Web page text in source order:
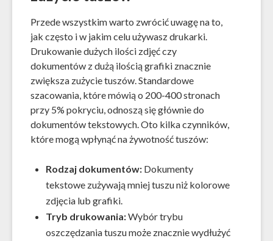
Przede wszystkim warto zwrócić uwagę na to,
jak często i w jakim celu używasz drukarki.
Drukowanie dużych ilości zdjęć czy
dokumentów z dużą ilością grafiki znacznie
zwiększa zużycie tuszów. Standardowe
szacowania, które mówią o 200-400 stronach
przy 5% pokryciu, odnoszą się głównie do
dokumentów tekstowych. Oto kilka czynników,
które mogą wpłynąć na żywotność tuszów:
Rodzaj dokumentów: Dokumenty
tekstowe zużywają mniej tuszu niż kolorowe
zdjęcia lub grafiki.
Tryb drukowania:Wybór trybu
oszczędzania tuszu może znacznie wydłużyć